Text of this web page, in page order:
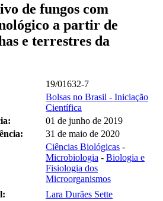
de fungos com
a partir de
e terrestres da
19/01632-7
Bolsas no Brasil - Iniciação
Científica
01 de junho de 2019
31 de maio de 2020
Ciências Biológicas -
Microbiologia - Biologia e
Fisiologia dos
Microorganismos
Lara Durães Sette